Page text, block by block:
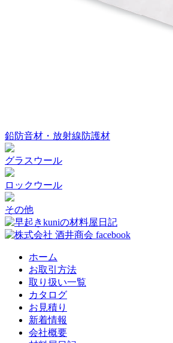
鉛防音材・放射線防護材
グラスウール
ロックウール
その他
ホーム
お取引方法
取り扱い一覧
カタログ
お見積り
新着情報
会社概要